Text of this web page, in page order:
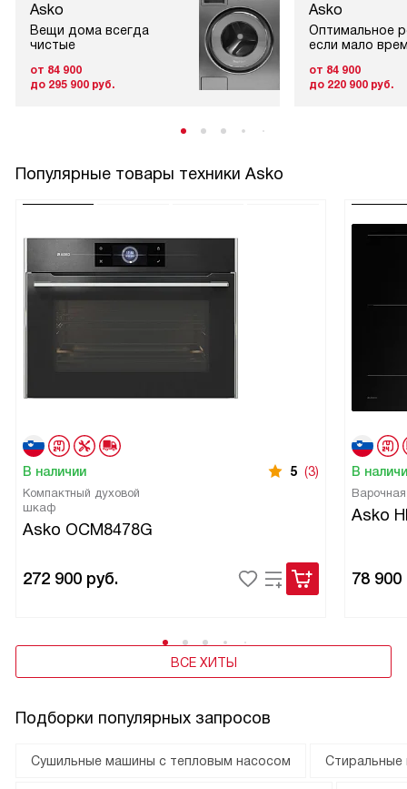
Asko
Вещи дома всегда
чистые
от 84 900
до 295 900 руб.
Asko
Оптимальное
если мало
от 84 900
до 220 900 руб.
Популярные товары техники Asko
В наличии 5 (3)
Компактный духовой
шкаф
Asko OCM8478G
272 900 руб.
В
Asko
78 900
ВСЕ ХИТЫ
Подборки популярных запросов
Сушильные машины с тепловым насосом